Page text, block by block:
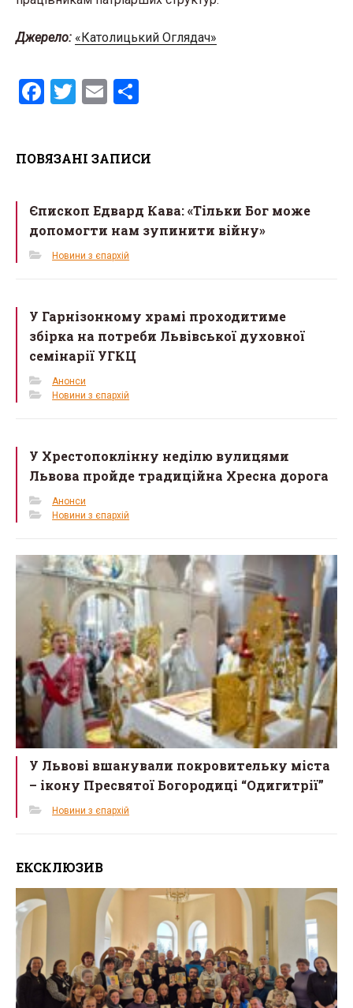
Джерело: «Католицький Оглядач»
F
b
o
k
T
er
E
e
ПОВЯЗАНІ ЗАПИСИ
Єпископ Едвард Кава: «Тільки Бог може
допомогти нам зупинити війну»
Новини з єпархій
У Гарнізонному храмі проходитиме
збірка на потреби Львівської духовної
семінарії УГКЦ
Анонси
Новини з єпархій
У Хрестопоклінну неділю вулицями
Львова пройде традиційна Хресна дорога
Анонси
Новини з єпархій
У Львові вшанували покровительку міста
– ікону Пресвятої Богородиці “Одигитрії”
Новини з єпархій
ЕКСКЛЮЗИВ